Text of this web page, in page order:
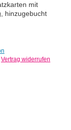
mit
hinzugebucht
Vertrag widerrufen